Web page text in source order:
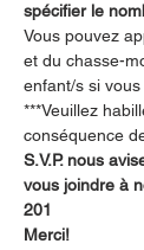
spécifier le
Vous pouvez
et du chasse-
enfant/s si vous
***Veuillez
conséquence
S.V.P. nous
vous joindre à
201
Merci!